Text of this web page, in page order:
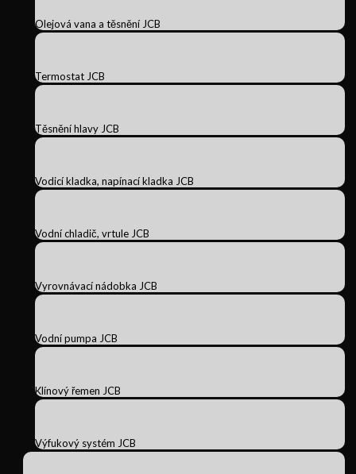
Olejová vana a těsnění JCB
Termostat JCB
Těsnění hlavy JCB
Vodicí kladka, napínací kladka JCB
Vodní chladič, vrtule JCB
Vyrovnávací nádobka JCB
Vodní pumpa JCB
Klínový řemen JCB
Výfukový systém JCB